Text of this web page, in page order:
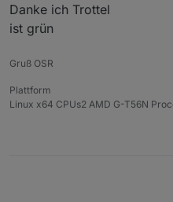
Danke ich Trottel
ist grün
Gruß OSR
Plattform
Linux x64 CPUs2 AMD G-T56N